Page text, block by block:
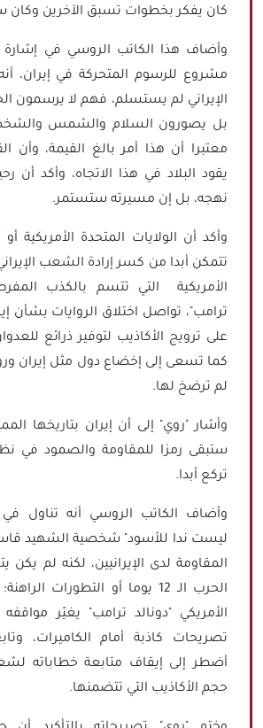
كان يفكر بخطوات تسبق الآخرين وكان
وأضاف هذا الكاتب الروسي في
مشروع للرسوم المتحركة في إيران،
الإيراني لم يستسلم، فهم لا يرسمون
بل يصورون السلام والشمس
معتبرا أن هذا أمر بالغ القيمة، وأن
يقود البلاد في هذا الاتجاه، وأكد أن
نهجه، بل إن مسيرته ستستمر.
وأكد أن الولايات المتحدة الأمريكية
تتمكن أبدا من كسر إرادة الشعب
الأمريكية التي تتسم بالكذب
ترامب"، تواصل اختلاق الروايات بشأن
على ترويج الأكاذيب لتوفير ذرائع
كما تسعى إلى إخضاع دول مثل إيران
لم ترضخ لها.
وأشار "روي" إلى أن إيران بتاريخها
ستبقى رمزا للمقاومة والصمود في
تركع أبدا.
وأضاف الكاتب الروسي أنه تناول في
ليست ندا للأسود" شخصية الشهيد
المقاومة لدى الإيرانيين، لكنه لم يكن
الحرب الـ 12 يوما أو التطورات
الأمريكي "دونالد ترامب" يغيّر
تصريحات كاذبة أمام الكاميرات،
أضطر إلى إيقاف متابعة خطاباته
حجم الأكاذيب التي تتضمنها.